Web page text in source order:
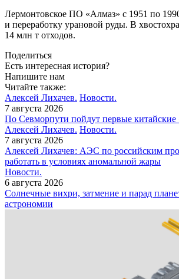
Лермонтовское ПО «Алмаз» с 1951 по
и переработку урановой руды. В
14 млн т отходов.
Поделиться
Есть интересная история?
Напишите нам
Читайте также:
Алексей Лихачев. Новости.
7 августа 2026
По Севморпути пойдут первые
Алексей Лихачев. Новости.
7 августа 2026
Алексей Лихачев: АЭС по российским
работать в условиях аномальной жары
Новости.
6 августа 2026
Солнечные вихри, затмение и парад
астрономии